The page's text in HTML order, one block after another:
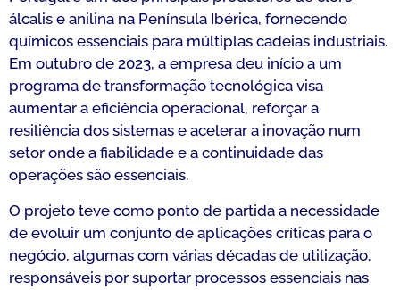
álcalis e anilina na Península Ibérica, fornecendo
químicos essenciais para múltiplas cadeias industriais.
Em outubro de 2023, a empresa deu início a um
programa de transformação tecnológica visa
aumentar a eficiência operacional, reforçar a
resiliência dos sistemas e acelerar a inovação num
setor onde a fiabilidade e a continuidade das
operações são essenciais.
O projeto teve como ponto de partida a necessidade
de evoluir um conjunto de aplicações críticas para o
negócio, algumas com várias décadas de utilização,
responsáveis por suportar processos essenciais nas